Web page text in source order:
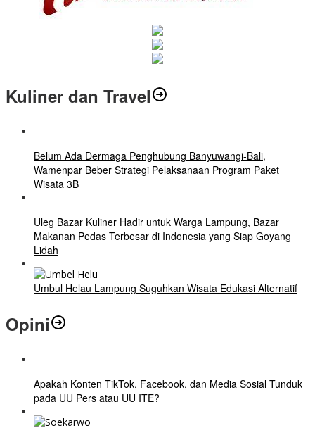
Kuliner dan Travel
Belum Ada Dermaga Penghubung Banyuwangi-Bali,
Wamenpar Beber Strategi Pelaksanaan Program Paket
Wisata 3B
Uleg Bazar Kuliner Hadir untuk Warga Lampung, Bazar
Makanan Pedas Terbesar di Indonesia yang Siap Goyang
Lidah
Umbul Helau Lampung Suguhkan Wisata Edukasi Alternatif
Opini
Apakah Konten TikTok, Facebook, dan Media Sosial Tunduk
pada UU Pers atau UU ITE?